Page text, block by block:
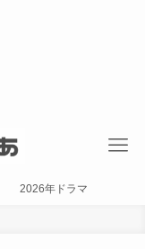
2026年ドラマ